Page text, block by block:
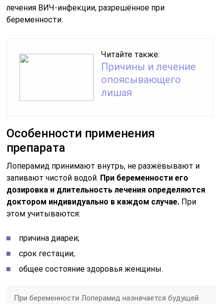
лечения ВИЧ-инфекции, разрешённое при
беременности.
Читайте также:
Причины и лечение
опоясывающего
лишая
Особенности применения
препарата
Лоперамид принимают внутрь, не разжёвывают и
запивают чистой водой. При беременности его
дозировка и длительность лечения определяются
доктором индивидуально в каждом случае. При
этом учитываются:
причина диареи;
срок гестации;
общее состояние здоровья женщины.
При беременности Лоперамид назначается будущей